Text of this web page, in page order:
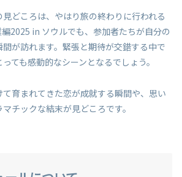
見どころは、やはり旅の終わりに行われる
2025 in ソウルでも、参加者たちが自分の
が訪れます。緊張と期待が交錯する中で
ても感動的なシーンとなるでしょう。
育まれてきた恋が成就する瞬間や、思い
チックな結末が見どころです。